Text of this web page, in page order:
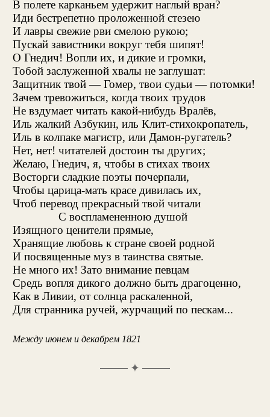
В полете карканьем удержит наглый вран?
Иди бестрепетно проложенной стезею
И лавры свежие рви смелою рукою;
Пускай завистники вокруг тебя шипят!
О Гнедич! Вопли их, и дикие и громки,
Тобой заслуженной хвалы не заглушат:
Защитник твой — Гомер, твои судьи — потомки!
Зачем тревожиться, когда твоих трудов
Не вздумает читать какой-нибудь Вралёв,
Иль жалкий Азбукин, иль Клит-стихокропатель,
Иль в колпаке магистр, или Дамон-ругатель?
Нет, нет! читателей достоин ты других;
Желаю, Гнедич, я, чтобы в стихах твоих
Восторги сладкие поэты почерпали,
Чтобы царица-мать красе дивилась их,
Чтоб перевод прекрасный твой читали
С воспламененною душой
Изящного ценители прямые,
Хранящие любовь к стране своей родной
И посвященные муз в таинства святые.
Нe много их! Зато внимание певцам
Средь вопля дикого должно быть драгоценно,
Как в Ливии, от солнца раскаленной,
Для странника ручей, журчащий по пескам...
Между июнем и декабрем 1821
✦